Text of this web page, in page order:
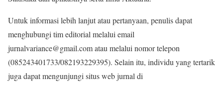
Untuk informasi lebih lanjut atau pertanyaan, penulis dapat
menghubungi tim editorial melalui email
jurnalvariance@gmail.com atau melalui nomor telepon
(085243401733/082193229395). Selain itu, individu yang tertarik
juga dapat mengunjungi situs web jurnal di